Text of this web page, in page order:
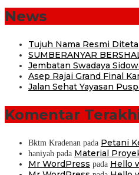
News
Tujuh Nama Resmi
SUMBERANYAR
Jembatan Swadaya
Asep Rajai Grand Final
Jalan Sehat Yayasan
Komentar
Bktm Kradenan pada Petani
haniyah pada Material
Mr WordPress pada Hello